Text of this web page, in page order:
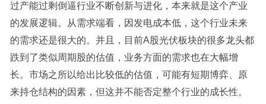
过产能过剩倒逼行业不断创新与进化，本来就是这个产业
的发展逻辑。从需求端看，因发电成本低，这个行业未来
的需求还是很大的。并且，目前A股光伏板块的很多龙头都
跌到了类似周期股的估值，业务方面的需求也在大幅增
长。市场之所以给出比较低的估值，可能有短期博弈、原
来持仓结构的因素，但这并不能否定整个行业的成长性。